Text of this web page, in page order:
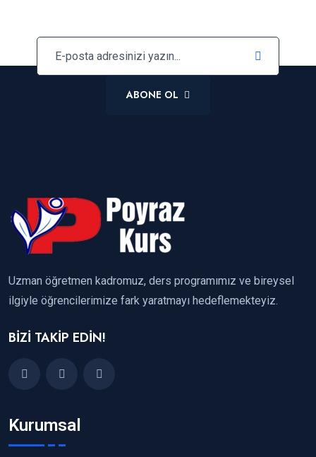
ABONE OL
Uzman öğretmen kadromuz, ders programımız ve bireysel
ilgiyle öğrencilerimize fark yaratmayı hedeflemekteyiz.
BİZİ TAKİP EDİN!
Kurumsal